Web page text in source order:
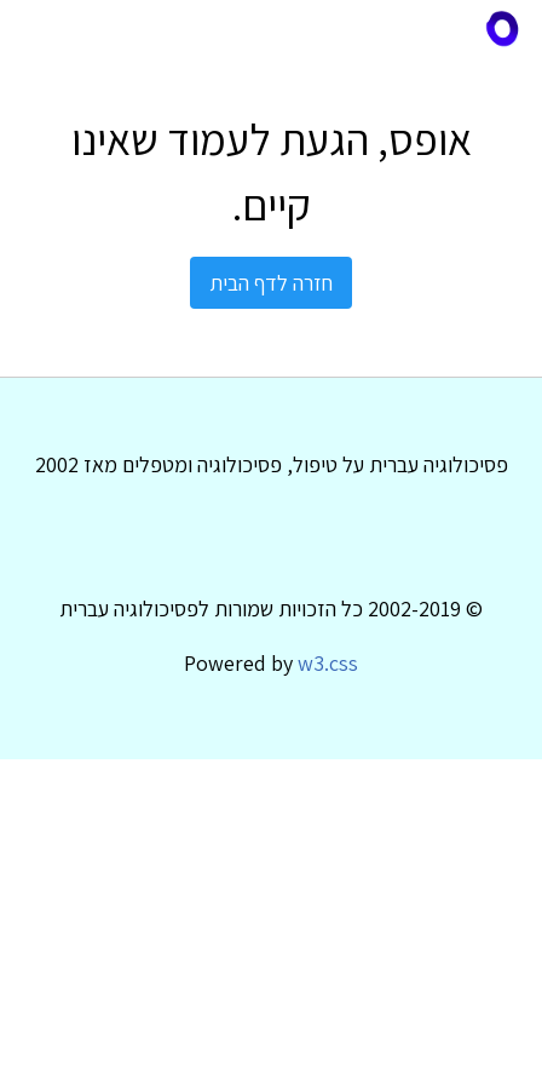
אופס, הגעת לעמוד שאינו
קיים.
חזרה לדף הבית
פסיכולוגיה עברית על טיפול, פסיכולוגיה ומטפלים מאז 2002
© 2002-2019 כל הזכויות שמורות לפסיכולוגיה עברית
Powered byw3.css